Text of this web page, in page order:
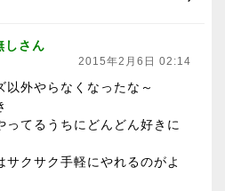
しさん
2015年2月6日 02:14
以外やらなくなったな～
ってるうちにどんどん好きに
サクサク手軽にやれるのがよ